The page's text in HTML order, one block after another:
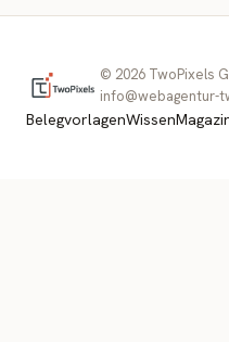
© 2026 TwoPixels
info@webagentur-
BelegvorlagenWissen